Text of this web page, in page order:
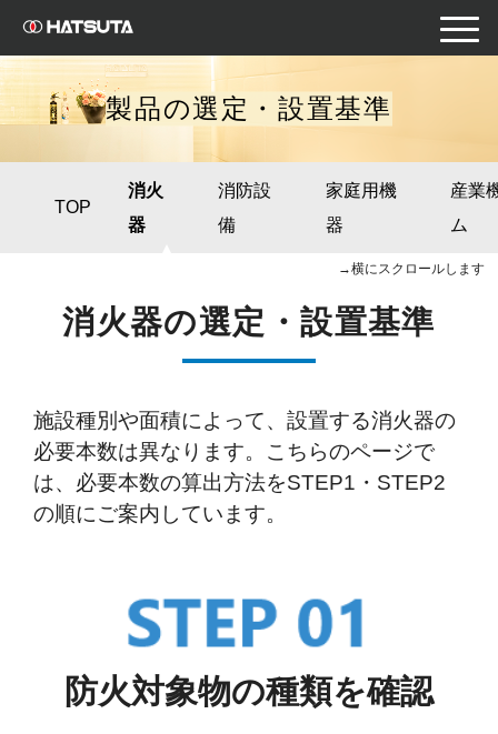
toggle
製品の選定・設置基準
TOP
消火
器
消防設
備
家庭用機
器
産業
ム
→横にスクロールします
消火器の選定・設置基準
施設種別や面積によって、設置する消火器の
必要本数は異なります。こちらのページで
は、必要本数の算出方法をSTEP1・STEP2
の順にご案内しています。
防火対象物の種類を確認